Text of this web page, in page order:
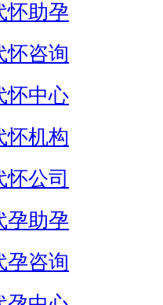
怀助孕
怀咨询
怀中心
怀机构
公司
孕助孕
孕咨询